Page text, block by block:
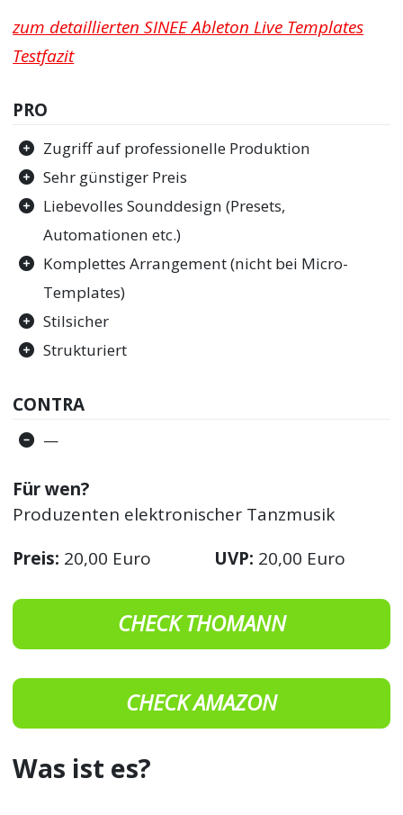
zum detaillierten SINEE Ableton Live Templates
Testfazit
PRO
Zugriff auf professionelle Produktion
Sehr günstiger Preis
Liebevolles Sounddesign (Presets,
Automationen etc.)
Komplettes Arrangement (nicht bei Micro-
Templates)
Stilsicher
Strukturiert
CONTRA
—
Für wen?
Produzenten elektronischer Tanzmusik
Preis: 20,00 Euro UVP: 20,00 Euro
CHECK THOMANN
CHECK AMAZON
Was ist es?